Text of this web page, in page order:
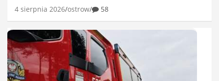
4 sierpnia 2026 ostrow 58